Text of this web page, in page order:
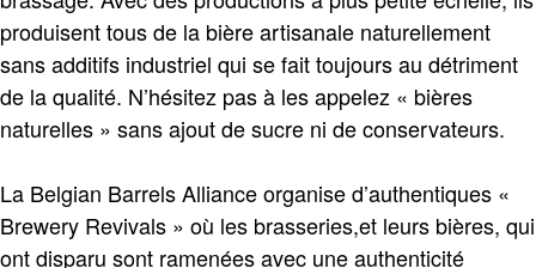
produisent tous de la bière artisanale naturellement
sans additifs industriel qui se fait toujours au détriment
de la qualité. N’hésitez pas à les appelez « bières
naturelles » sans ajout de sucre ni de conservateurs.
La Belgian Barrels Alliance organise d’authentiques «
Brewery Revivals » où les brasseries,et leurs bières, qui
ont disparu sont ramenées avec une authenticité